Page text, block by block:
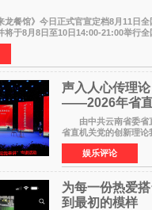
餐馆》今日正式官宣定档8月11日全
将于8月8日至10日14:00-21:00举行
的是中国厨师徐福（沈腾
声入人心传理
——2026年省直
论我来讲”宣讲
由中共云南省委省
省直机关党的创新理论
至5日在昆明举办。活
开创云南发展新局面 "
特色社会主义
娱乐评论
为每一份热爱
到最初的模样